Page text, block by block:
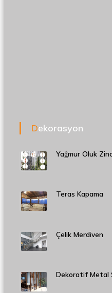
Dekorasyon
Yağmur Oluk
Teras Kapama
Çelik Merdiven
Dekoratif Metal